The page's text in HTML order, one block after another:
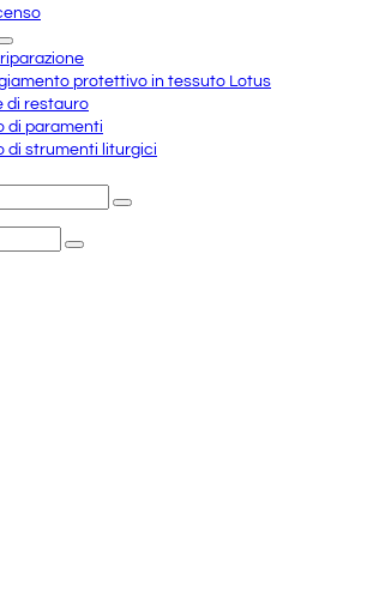
protettivo in tessuto Lotus
di restauro
di paramenti
di strumenti liturgici
Invia
Invia